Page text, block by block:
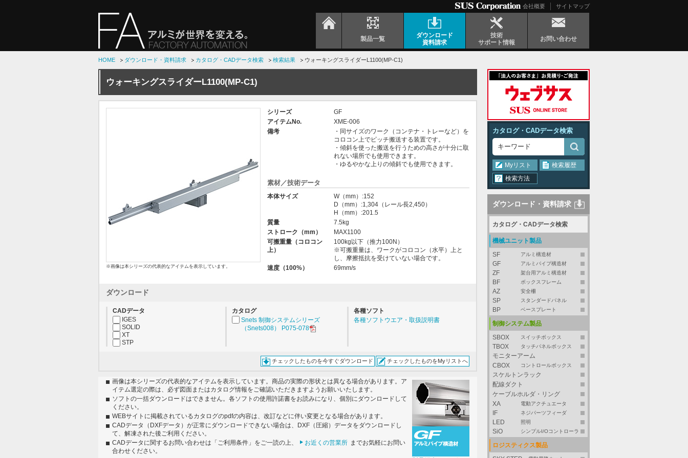
会社概要 サイトマップ
製品一覧
ダウンロード
資料請求
技術
サポート情報
お問い合わせ
HOME ダウンロード・資料請求 カタログ・CADデータ検索 検索結果 ウォーキングスライダーL1100(MP-C1)
ウォーキングスライダーL1100(MP-C1)
※画像は本シリーズの代表的なアイテムを表示しています。
シリーズ
GF
アイテムNo.
XME-006
備考
・同サイズのワーク（コンテナ・トレーなど）を
コロコン上でピッチ搬送する装置です。
・傾斜を使った搬送を行うための高さが十分に取
れない場所でも使用できます。
・ゆるやかな上りの傾斜でも使用できます。
素材／技術データ
本体サイズ
W（mm）:152
D（mm）:1,304（レール長2,450）
H（mm）:201.5
質量
7.5kg
ストローク（mm）
MAX1100
可搬重量（コロコン
上）
100kg以下（推力100N）
※可搬重量は、ワークがコロコン（水平）上と
し、摩擦抵抗を受けていない場合です。
速度（100%）
69mm/s
ダウンロード
CADデータ
IGES
SOLID
XT
STP
カタログ
Snets 制御システムシリーズ
（Snets008） P075-078
各種ソフト
各種ソフトウエア・取扱説明書
チェックしたものを今すぐダウンロード チェックしたものをMyリストへ
画像は本シリーズの代表的なアイテムを表示しています。商品の実際の形状とは異なる場合があります。ア
イテム選定の際は、必ず図面またはカタログ情報をご確認いただきますようお願いいたします。
ソフトの一括ダウンロードはできません。各ソフトの使用許諾書をお読みになり、個別にダウンロードして
ください。
WEBサイトに掲載されているカタログのpdfの内容は、改訂などに伴い変更となる場合があります。
CADデータ（DXFデータ）が正常にダウンロードできない場合は、DXF（圧縮）データをダウンロードし
て、解凍された後ご利用ください。
CADデータに関するお問い合わせは「ご利用条件」をご一読の上、
お近くの営業所 までお気軽にお問い
合わせください。
カタログ・CADデータ検索
Myリスト
検索履歴
検索方法
ダウンロード・資料請求
カタログ・CADデータ検索
機械ユニット製品
SF
アルミ構造材
GF アルミパイプ構造材
ZF 架台用アルミ構造材
BF ボックスフレーム
AZ 安全柵
SP スタンダードパネル
BP ベースプレート
制御システム製品
SBOX
スイッチボックス
TBOX タッチパネルボックス
モニターアーム
CBOX
コントロールボックス
スケルトンラック
配線ダクト
ケーブルホルダ・リング
XA
電動アクチュエータ
IF ネジパーツフィーダ
LED 照明
SiO シンプルI/Oコントローラ
ロジスティクス製品